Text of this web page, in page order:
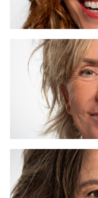
Marieke Sprietsma
06 - 28 12 17 03
marieke@voor.nl
Vrijdenken, ik ben
Lees meer
Kyra Cools
06 - 52 33 64 80
kyra@voor.nl